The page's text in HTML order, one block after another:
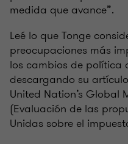
medida que avance”.
Leé lo que Tonge
preocupaciones más
los cambios de política
descargando su
United Nation’s Global
(Evaluación de las
Unidas sobre el